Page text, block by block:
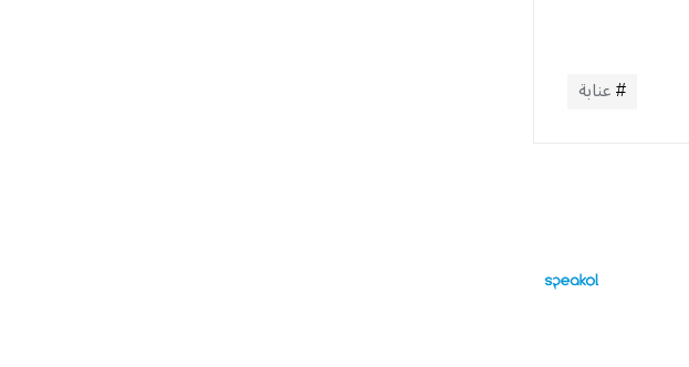
عنابة